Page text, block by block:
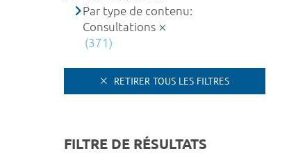
Par type de contenu:
Consultations
(371)
RETIRER TOUS LES FILTRES
FILTRE DE RÉSULTATS